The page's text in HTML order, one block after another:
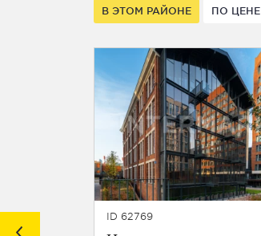
В ЭТОМ РАЙОНЕ ПО ЦЕНЕ
ID 62769